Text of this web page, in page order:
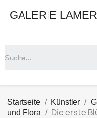
GALERIE
Startseite Künstler
und Flora
Die erste